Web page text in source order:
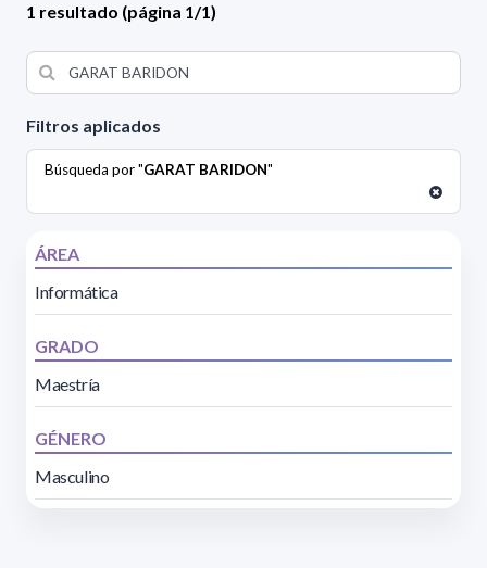
Filtros aplicados
Búsqueda por "GARAT BARIDON"
ÁREA
Informática
GRADO
Maestría
GÉNERO
Masculino
1 resultado (página 1/1)